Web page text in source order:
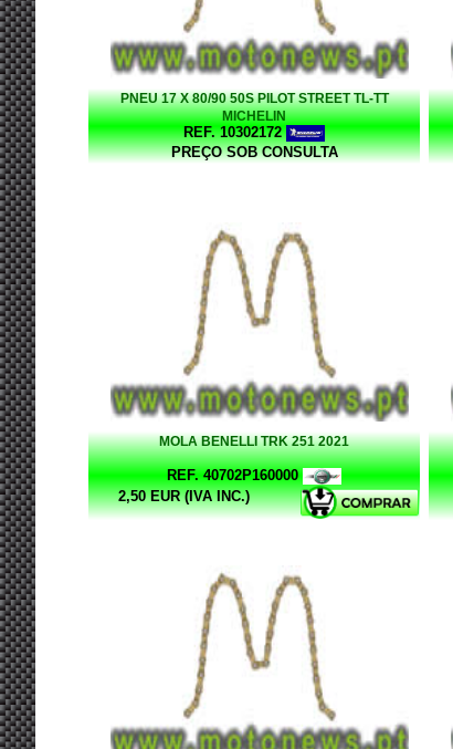
PNEU 17 X 80/90 50S PILOT STREET TL-TT
MICHELIN
REF. 10302172
PREÇO SOB CONSULTA
MOLA BENELLI TRK 251 2021
REF. 40702P160000
2,50 EUR (IVA INC.)